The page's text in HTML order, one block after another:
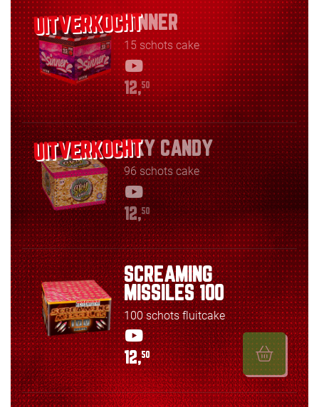
SINNER
15 schots cake
12,50
SKY CANDY
96 schots cake
12,50
SCREAMING
MISSILES 100
100 schots fluitcake
12,50